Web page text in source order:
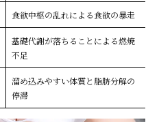
食欲中枢の乱れによる食欲の暴走
基礎代謝が落ちることによる燃焼
不足
溜め込みやすい体質と脂肪分解の
停滞